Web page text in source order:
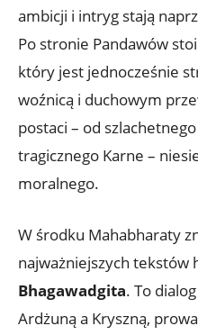
ambicji i intryg stają
Po stronie Pandawów
który jest jednocześnie
woźnicą i duchowym
postaci – od
tragicznego Karne –
moralnego.
W środku Mahabharaty
najważniejszych tekstów
Bhagawadgita. To
Ardżuną a Kryszną,